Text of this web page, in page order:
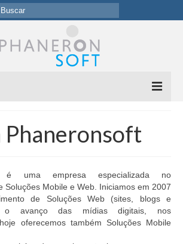
Phaneronsoft
é uma empresa especializada no
Soluções Mobile e Web. Iniciamos em 2007
de Soluções Web (sites, blogs e
o avanço das mídias digitais, nos
oferecemos também Soluções Mobile